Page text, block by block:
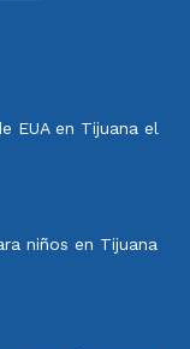
EUA en Tijuana el
niños en Tijuana